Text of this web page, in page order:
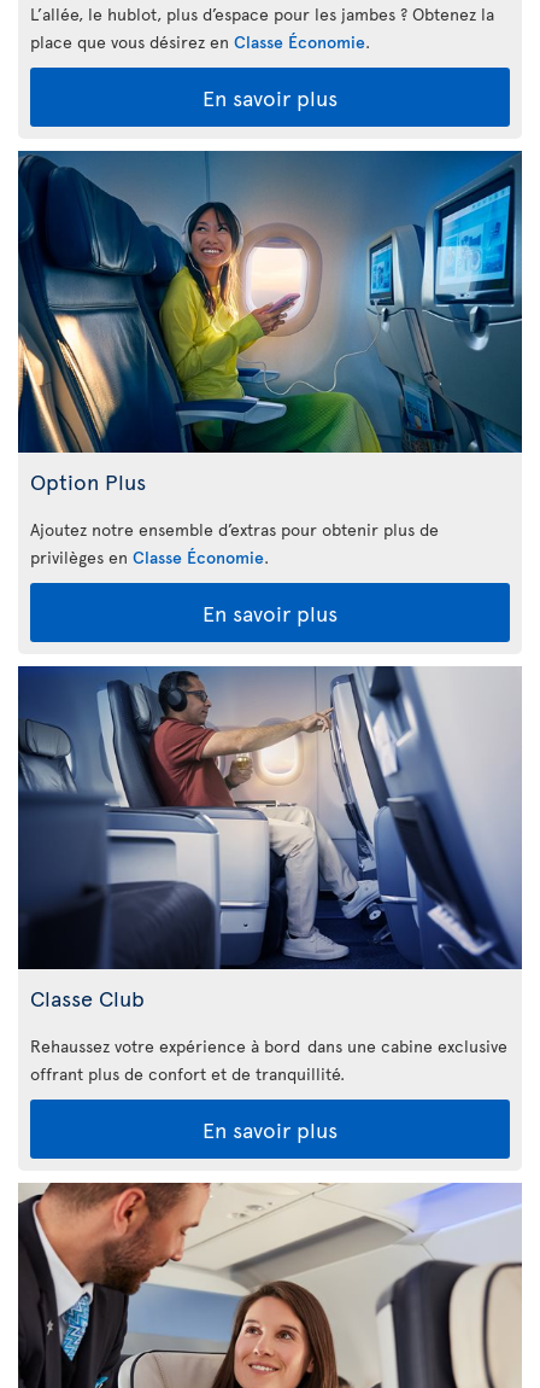
L’allée, le hublot, plus d’espace pour les jambes ? Obtenez la
place que vous désirez en Classe Économie.
En savoir plus
Option Plus
Ajoutez notre ensemble d’extras pour obtenir plus de
privilèges en Classe Économie.
En savoir plus
Classe Club
Rehaussez votre expérience à bord dans une cabine exclusive
offrant plus de confort et de tranquillité.
En savoir plus